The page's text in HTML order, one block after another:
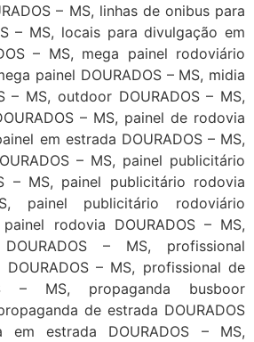
– MS, linhas de onibus para
– MS, locais para divulgação em
– MS, mega painel rodoviário
painel DOURADOS – MS, midia
– MS, outdoor DOURADOS – MS,
– MS, painel de rodovia
em estrada DOURADOS – MS,
– MS, painel publicitário
– MS, painel publicitário rodovia
painel publicitário rodoviário
painel rodovia DOURADOS – MS,
– MS, profissional
– MS, profissional de
– MS, propaganda busboor
de estrada DOURADOS
em estrada DOURADOS – MS,